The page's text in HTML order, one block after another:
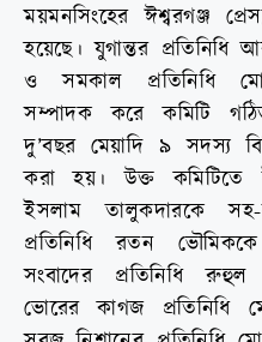
ময়মনসিংহের ঈশ্বরগঞ্জ
হয়েছে। যুগান্তর
ও সমকাল প্রতিনিধি
সম্পাদক করে কমিটি
দু’বছর মেয়াদি ৯ সদস্য
করা হয়। উক্ত কমিটিতে
ইসলাম তালুকদারকে
প্রতিনিধি রতন
সংবাদের প্রতিনিধি
ভোরের কাগজ প্রতিনিধি